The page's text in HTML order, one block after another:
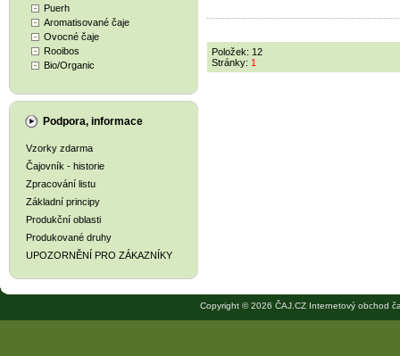
Puerh
Aromatisované čaje
Ovocné čaje
Rooibos
Bio/Organic
Podpora, informace
Vzorky zdarma
Čajovník - historie
Zpracování listu
Základní principy
Produkční oblasti
Produkované druhy
UPOZORNĚNÍ PRO ZÁKAZNÍKY
Položek: 12
Stránky: 1
Copyright © 2026 ČAJ.CZ Internetový obchod